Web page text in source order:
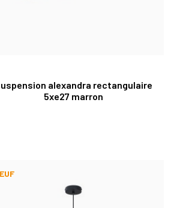
alexandra rectangulaire
5xe27 marron